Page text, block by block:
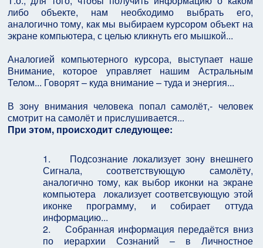
либо объекте, нам необходимо выбрать его,
аналогично тому, как мы выбираем курсором объект на
экране компьютера, с целью кликнуть его мышкой...
Аналогией компьютерного курсора, выступает наше
Внимание, которое управляет нашим Астральным
Телом... Говорят – куда внимание – туда и энергия...
В зону внимания человека попал самолёт,- человек
смотрит на самолёт и прислушивается...
При этом, происходит следующее:
1. Подсознание локализует зону внешнего
Сигнала, соответствующую самолёту,
аналогично тому, как выбор иконки на экране
компьютера локализует соответсвующую этой
иконке программу, и собирает оттуда
информацию...
2. Собранная информация передаётся вниз
по иерархии Сознаний – в Личностное